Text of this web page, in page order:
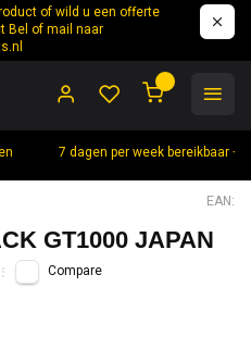
of wild u een offerte
Bel of mail naar
7 dagen per week bereikbaar
EAN:
GT1000 JAPAN
Compare